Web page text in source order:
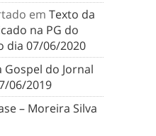
em Texto da
na PG do
dia 07/06/2020
Gospel do Jornal
06/2019
– Moreira Silva